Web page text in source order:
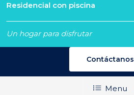
Residencial con piscina
Un hogar para disfrutar
Contáctanos
Menu